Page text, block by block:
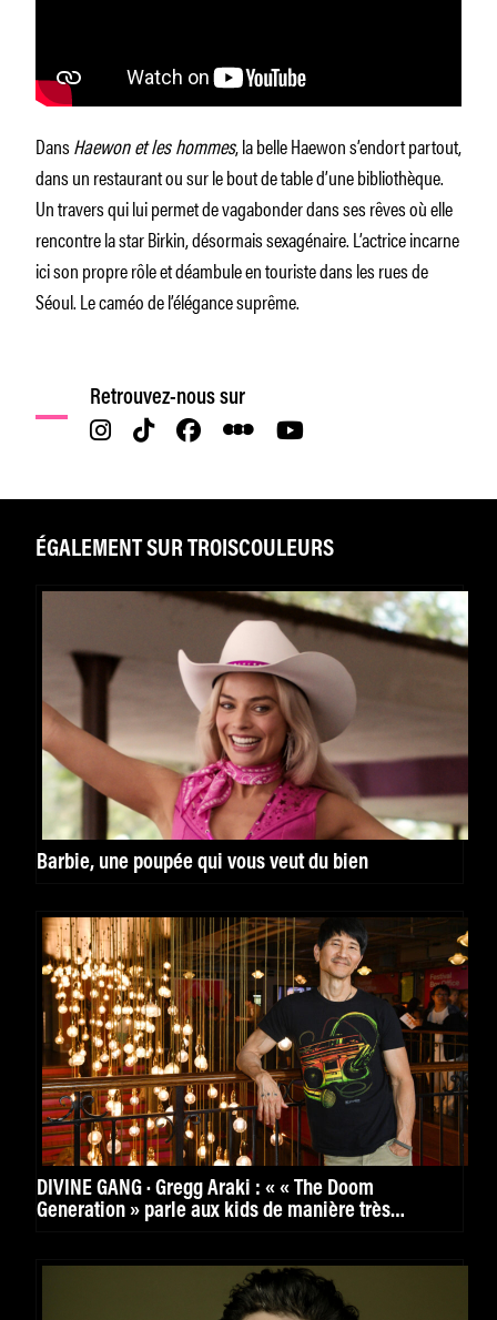
DansHaewon et les hommes, la belle Haewon s’endort partout,
dans un restaurant ou sur le bout de table d’une bibliothèque.
Un travers qui lui permet de vagabonder dans ses rêves où elle
rencontre la star Birkin, désormais sexagénaire. L’actrice incarne
ici son propre rôle et déambule en touriste dans les rues de
Séoul. Le caméo de l’élégance suprême.
Retrouvez-nous sur
ÉGALEMENT SUR TROISCOULEURS
Barbie, une poupée qui vous veut du bien
DIVINE GANG · Gregg Araki : « « The Doom
Generation » parle aux kids de manière très